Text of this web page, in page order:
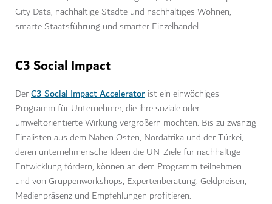
City Data, nachhaltige Städte und nachhaltiges Wohnen,
smarte Staatsführung und smarter Einzelhandel.
C3 Social Impact
DerC3 Social Impact Accelerator ist ein einwöchiges
Programm für Unternehmer, die ihre soziale oder
umweltorientierte Wirkung vergrößern möchten. Bis zu zwanzig
Finalisten aus dem Nahen Osten, Nordafrika und der Türkei,
deren unternehmerische Ideen die UN-Ziele für nachhaltige
Entwicklung fördern, können an dem Programm teilnehmen
und von Gruppenworkshops, Expertenberatung, Geldpreisen,
Medienpräsenz und Empfehlungen profitieren.